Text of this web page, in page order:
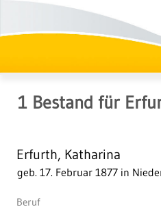
1 Bestand für
Erfurth, Katharina
geb. 17. Februar 1877 in
Beruf